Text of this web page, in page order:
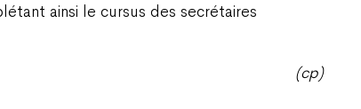
ainsi le cursus des secrétaires
(cp)